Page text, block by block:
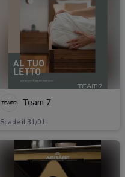
Team 7
Scade il 31/01